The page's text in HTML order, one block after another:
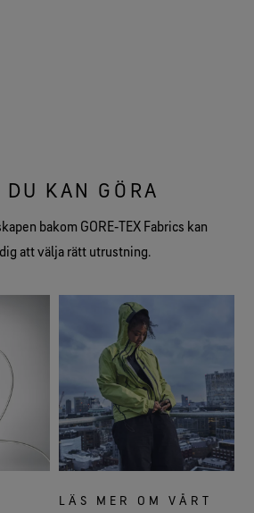
DU KAN GÖRA
bakom GORE‑TEX Fabrics kan
att välja rätt utrustning.
LÄS MER OM VÅRT